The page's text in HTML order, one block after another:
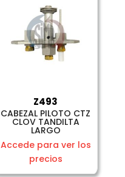
Z493
CABEZAL PILOTO CTZ
CLOV TANDILTA
LARGO
Accede para ver los
precios